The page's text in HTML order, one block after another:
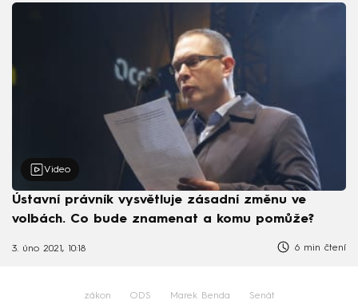
Video
Ústavní právník vysvětluje zásadní změnu ve
volbách. Co bude znamenat a komu pomůže?
3. úno 2021, 10:18 6 min čtení
zákon ODS Marek Benda Senát